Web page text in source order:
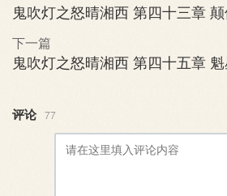
鬼吹灯之怒晴湘西 第四十三章
下一篇
鬼吹灯之怒晴湘西 第四十五章
评论 77